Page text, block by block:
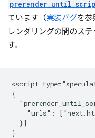
でいます（実装バグを参
レンダリングの間のス
す。
<script
{
"urls":
  }]
}